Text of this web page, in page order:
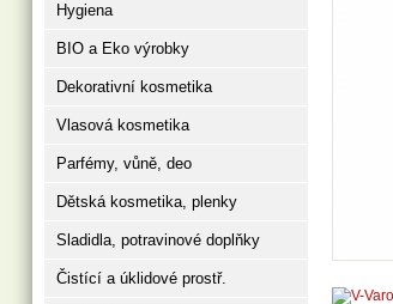
Hygiena
BIO a Eko výrobky
Dekorativní kosmetika
Vlasová kosmetika
Parfémy, vůně, deo
Dětská kosmetika, plenky
Sladidla, potravinové doplňky
Čistící a úklidové prostř.